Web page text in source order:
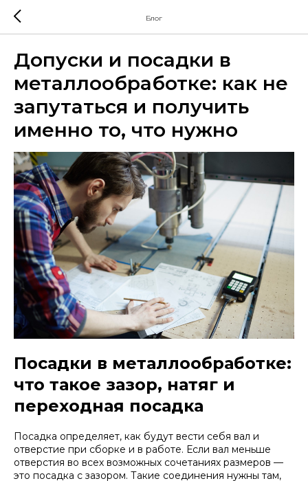
Блог
Допуски и посадки в
металлообработке: как не
запутаться и получить
именно то, что нужно
Посадки в металлообработке:
что такое зазор, натяг и
переходная посадка
Посадка определяет, как будут вести себя вал и
отверстие при сборке и в работе. Если вал меньше
отверстия во всех возможных сочетаниях размеров —
это посадка с зазором. Такие соединения нужны там,